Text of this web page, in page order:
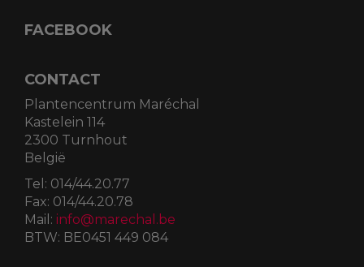
FACEBOOK
CONTACT
Plantencentrum Maréchal
Kastelein 114
2300 Turnhout
België
Tel: 014/44.20.77
Fax: 014/44.20.78
Mail: info@marechal.be
BTW: BE0451 449 084